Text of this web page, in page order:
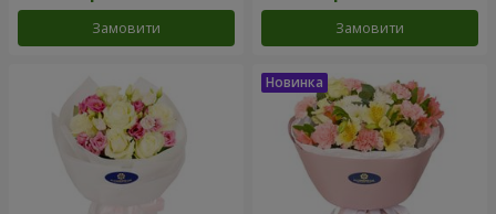
Замовити Замовити